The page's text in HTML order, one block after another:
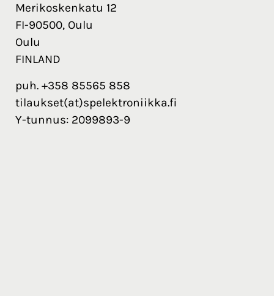
Merikoskenkatu 12
FI-90500, Oulu
Oulu
FINLAND
puh. +358 85565 858
tilaukset(at)spelektroniikka.fi
Y-tunnus: 2099893-9